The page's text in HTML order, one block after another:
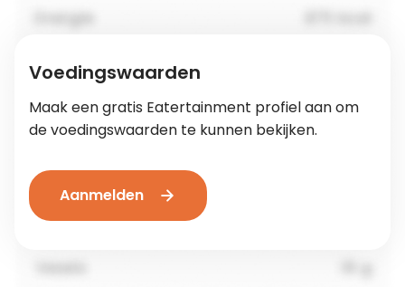
Voedingswaarden
Maak een gratis Eatertainment profiel aan om
de voedingswaarden te kunnen bekijken.
Aanmelden